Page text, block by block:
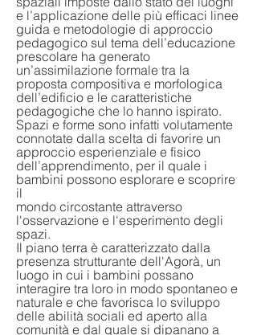
e l’applicazione delle più efficaci linee
guida e metodologie di approccio
pedagogico sul tema dell’educazione
prescolare ha generato
un’assimilazione formale tra la
proposta compositiva e morfologica
dell’edificio e le caratteristiche
pedagogiche che lo hanno ispirato.
Spazi e forme sono infatti volutamente
connotate dalla scelta di favorire un
approccio esperienziale e fisico
dell’apprendimento, per il quale i
bambini possono esplorare e scoprire
il
mondo circostante attraverso
l'osservazione e l'esperimento degli
spazi.
Il piano terra è caratterizzato dalla
presenza strutturante dell'Agorà, un
luogo in cui i bambini possano
interagire tra loro in modo spontaneo e
naturale e che favorisca lo sviluppo
delle abilità sociali ed aperto alla
comunità e dal quale si dipanano a